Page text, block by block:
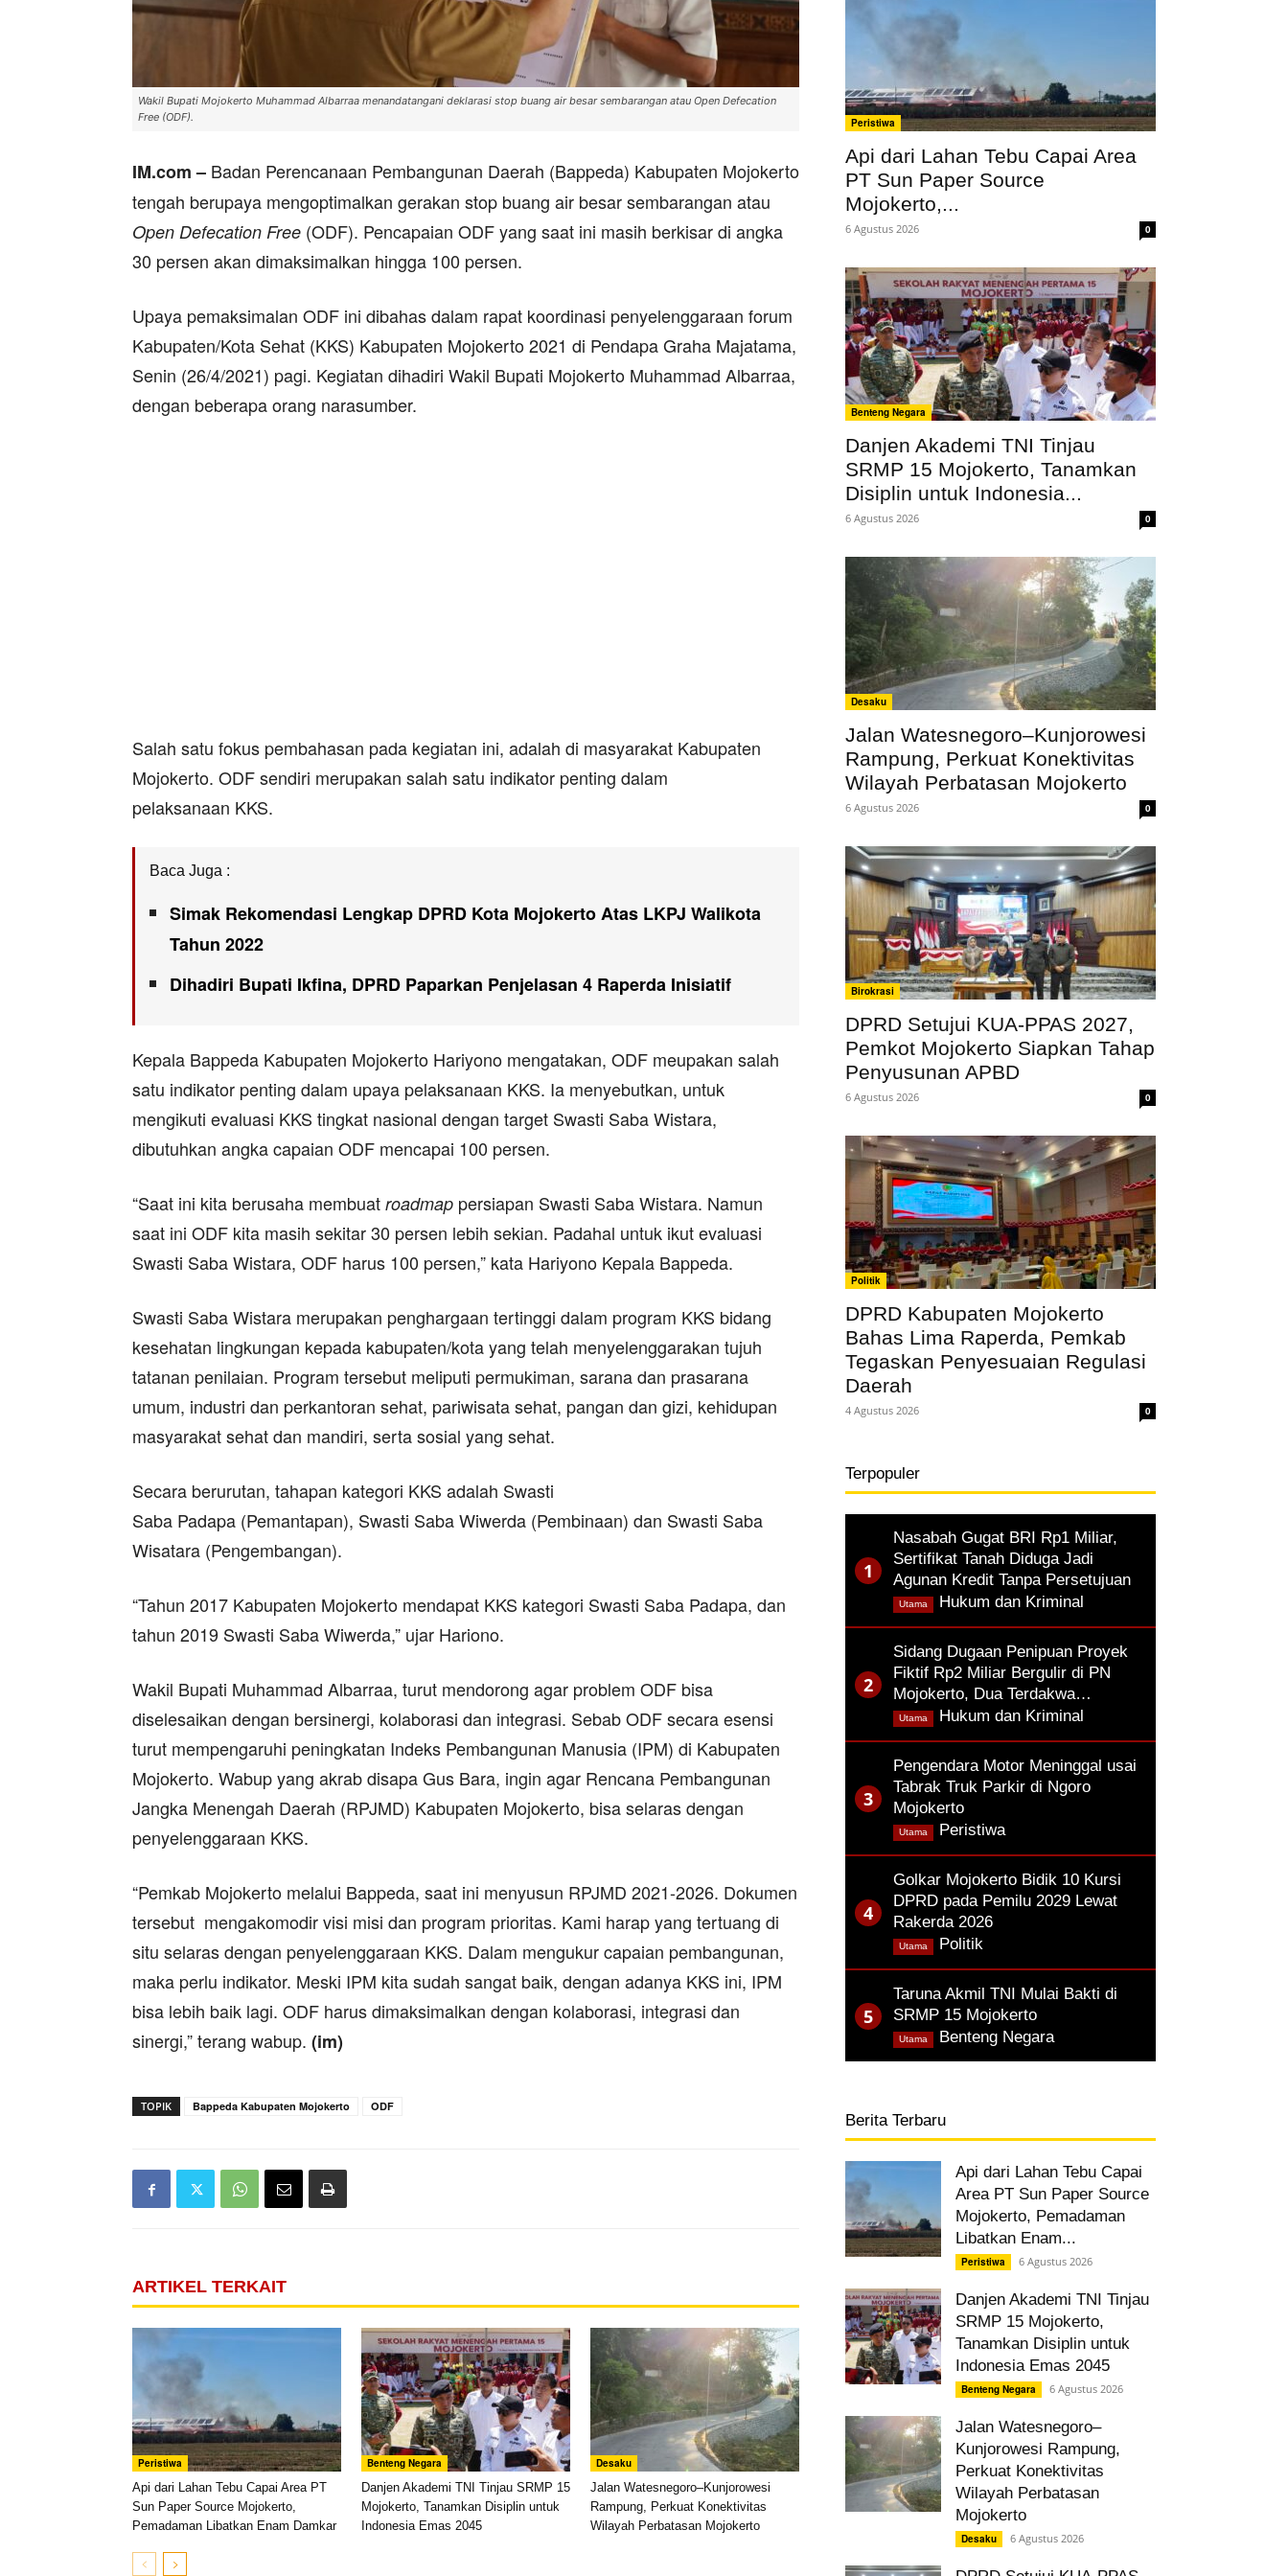
Wakil Bupati Mojokerto Muhammad Albarraa menandatangani deklarasi stop buang air besar sembarangan atau Open Defecation
Free (ODF).
IM.com – Badan Perencanaan Pembangunan Daerah (Bappeda) Kabupaten Mojokerto
tengah berupaya mengoptimalkan gerakan stop buang air besar sembarangan atau
Open Defecation Free (ODF). Pencapaian ODF yang saat ini masih berkisar di angka
30 persen akan dimaksimalkan hingga 100 persen.
Upaya pemaksimalan ODF ini dibahas dalam rapat koordinasi penyelenggaraan forum
Kabupaten/Kota Sehat (KKS) Kabupaten Mojokerto 2021 di Pendapa Graha Majatama,
Senin (26/4/2021) pagi. Kegiatan dihadiri Wakil Bupati Mojokerto Muhammad Albarraa,
dengan beberapa orang narasumber.
Salah satu fokus pembahasan pada kegiatan ini, adalah di masyarakat Kabupaten
Mojokerto. ODF sendiri merupakan salah satu indikator penting dalam
pelaksanaan KKS.
Baca Juga :
Simak Rekomendasi Lengkap DPRD Kota Mojokerto Atas LKPJ Walikota
Tahun 2022
Dihadiri Bupati Ikfina, DPRD Paparkan Penjelasan 4 Raperda Inisiatif
Kepala Bappeda Kabupaten Mojokerto Hariyono mengatakan, ODF meupakan salah
satu indikator penting dalam upaya pelaksanaan KKS. Ia menyebutkan, untuk
mengikuti evaluasi KKS tingkat nasional dengan target Swasti Saba Wistara,
dibutuhkan angka capaian ODF mencapai 100 persen.
“Saat ini kita berusaha membuat roadmap persiapan Swasti Saba Wistara. Namun
saat ini ODF kita masih sekitar 30 persen lebih sekian. Padahal untuk ikut evaluasi
Swasti Saba Wistara, ODF harus 100 persen,” kata Hariyono Kepala Bappeda.
Swasti Saba Wistara merupakan penghargaan tertinggi dalam program KKS bidang
kesehatan lingkungan kepada kabupaten/kota yang telah menyelenggarakan tujuh
tatanan penilaian. Program tersebut meliputi permukiman, sarana dan prasarana
umum, industri dan perkantoran sehat, pariwisata sehat, pangan dan gizi, kehidupan
masyarakat sehat dan mandiri, serta sosial yang sehat.
Secara berurutan, tahapan kategori KKS adalah Swasti
Saba Padapa (Pemantapan), Swasti Saba Wiwerda (Pembinaan) dan Swasti Saba
Wisatara (Pengembangan).
“Tahun 2017 Kabupaten Mojokerto mendapat KKS kategori Swasti Saba Padapa, dan
tahun 2019 Swasti Saba Wiwerda,” ujar Hariono.
Wakil Bupati Muhammad Albarraa, turut mendorong agar problem ODF bisa
diselesaikan dengan bersinergi, kolaborasi dan integrasi. Sebab ODF secara esensi
turut mempengaruhi peningkatan Indeks Pembangunan Manusia (IPM) di Kabupaten
Mojokerto. Wabup yang akrab disapa Gus Bara, ingin agar Rencana Pembangunan
Jangka Menengah Daerah (RPJMD) Kabupaten Mojokerto, bisa selaras dengan
penyelenggaraan KKS.
“Pemkab Mojokerto melalui Bappeda, saat ini menyusun RPJMD 2021-2026. Dokumen
tersebut mengakomodir visi misi dan program prioritas. Kami harap yang tertuang di
situ selaras dengan penyelenggaraan KKS. Dalam mengukur capaian pembangunan,
maka perlu indikator. Meski IPM kita sudah sangat baik, dengan adanya KKS ini, IPM
bisa lebih baik lagi. ODF harus dimaksimalkan dengan kolaborasi, integrasi dan
sinergi,” terang wabup. (im)
TOPIK Bappeda Kabupaten Mojokerto ODF
ARTIKEL TERKAIT
Peristiwa
Api dari Lahan Tebu Capai Area PT
Sun Paper Source Mojokerto,
Pemadaman Libatkan Enam Damkar
Benteng Negara
Danjen Akademi TNI Tinjau SRMP 15
Mojokerto, Tanamkan Disiplin untuk
Indonesia Emas 2045
Desaku
Jalan Watesnegoro–Kunjorowesi
Rampung, Perkuat Konektivitas
Wilayah Perbatasan Mojokerto
Peristiwa
Api dari Lahan Tebu Capai Area
PT Sun Paper Source
Mojokerto,...
6 Agustus 2026 0
Benteng Negara
Danjen Akademi TNI Tinjau
SRMP 15 Mojokerto, Tanamkan
Disiplin untuk Indonesia...
6 Agustus 2026 0
Desaku
Jalan Watesnegoro–Kunjorowesi
Rampung, Perkuat Konektivitas
Wilayah Perbatasan Mojokerto
6 Agustus 2026 0
Birokrasi
DPRD Setujui KUA-PPAS 2027,
Pemkot Mojokerto Siapkan Tahap
Penyusunan APBD
6 Agustus 2026 0
Politik
DPRD Kabupaten Mojokerto
Bahas Lima Raperda, Pemkab
Tegaskan Penyesuaian Regulasi
Daerah
4 Agustus 2026 0
Terpopuler
Nasabah Gugat BRI Rp1 Miliar,
Sertifikat Tanah Diduga Jadi
Agunan Kredit Tanpa Persetujuan
Hukum dan Kriminal
Utama
Sidang Dugaan Penipuan Proyek
Fiktif Rp2 Miliar Bergulir di PN
Mojokerto, Dua Terdakwa…
Hukum dan Kriminal
Utama
Pengendara Motor Meninggal usai
Tabrak Truk Parkir di Ngoro
Mojokerto
Peristiwa,
Utama
Golkar Mojokerto Bidik 10 Kursi
DPRD pada Pemilu 2029 Lewat
Rakerda 2026
Politik
Utama
Taruna Akmil TNI Mulai Bakti di
SRMP 15 Mojokerto
Benteng Negara,
Utama
Berita Terbaru
Api dari Lahan Tebu Capai
Area PT Sun Paper Source
Mojokerto, Pemadaman
Libatkan Enam...
Peristiwa 6 Agustus 2026
Danjen Akademi TNI Tinjau
SRMP 15 Mojokerto,
Tanamkan Disiplin untuk
Indonesia Emas 2045
Benteng Negara 6 Agustus 2026
Jalan Watesnegoro–
Kunjorowesi Rampung,
Perkuat Konektivitas
Wilayah Perbatasan
Mojokerto
Desaku 6 Agustus 2026